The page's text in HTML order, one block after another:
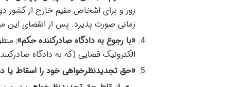
روز و برای اشخاص مقیم خارج از کشور دو
زمانی صورت پذیرد. پس از انقضای این مهلت، حق
«با رجوع به دادگاه صادرکننده حکم»:
الکترونیک قضایی (که به دادگاه
«حق تجدیدنظرخواهی خود را اسقاط یا